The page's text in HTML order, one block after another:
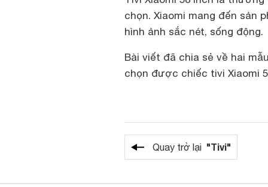
chọn. Xiaomi mang đến sản
hình ảnh sắc nét, sống động.
Bài viết đã chia sẻ về hai
chọn được chiếc tivi Xiaomi
Quay trở lại "Tivi"